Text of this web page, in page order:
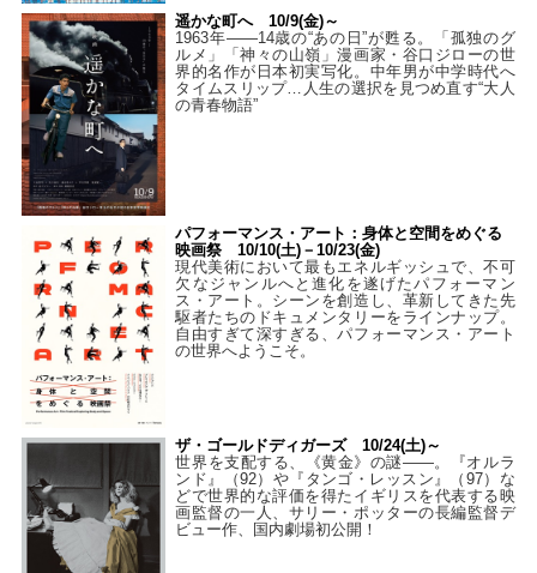
遥かな町へ 10/9(金)～
1963年――14歳の“あの日”が甦る。「孤独のグ
ルメ」「神々の山嶺」漫画家・谷口ジローの世
界的名作が日本初実写化。中年男が中学時代へ
タイムスリップ…人生の選択を見つめ直す“大人
の青春物語”
パフォーマンス・アート：身体と空間をめぐる
映画祭 10/10(土)－10/23(金)
現代美術において最もエネルギッシュで、不可
欠なジャンルへと進化を遂げたパフォーマン
ス・アート。シーンを創造し、革新してきた先
駆者たちのドキュメンタリーをラインナップ。
自由すぎて深すぎる、パフォーマンス・アート
の世界へようこそ。
ザ・ゴールドディガーズ 10/24(土)～
世界を支配する、《黄金》の謎――。『オルラ
ンド』（92）や『タンゴ・レッスン』（97）な
どで世界的な評価を得たイギリスを代表する映
画監督の一人、サリー・ポッターの長編監督デ
ビュー作、国内劇場初公開！